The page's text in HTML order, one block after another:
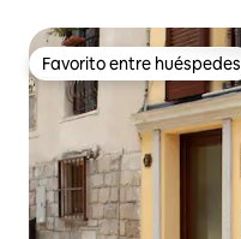
Favorito entre huéspedes
Favorito entre huéspedes